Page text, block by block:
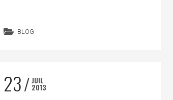
BLOG
23 JUIL
2013